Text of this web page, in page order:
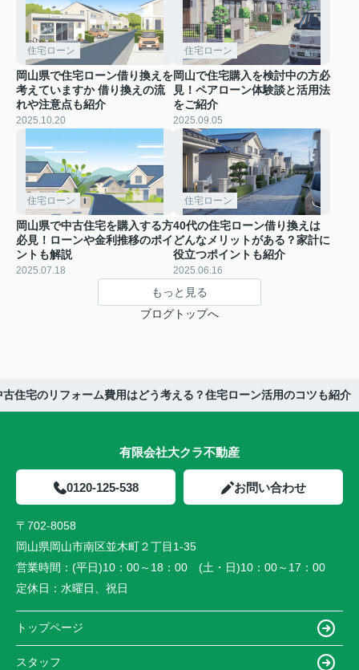
住宅ローン
岡山県で住宅ローン借り換えを
考えていますか 借り換えの流
れや注意点も紹介
2025.10.20
住宅ローン
岡山で住宅購入を検討中の方必
見！ペアローン体験談と活用法
をご紹介
2025.09.05
住宅ローン
岡山県で中古住宅を購入する方
必見！ローンや金利推移のポイ
ントも解説
2025.07.18
住宅ローン
40代の住宅ローン借り換えは
どんなメリットがある？家計に
役立つポイントも紹介
2025.06.16
もっと見る
ブログトップへ
古住宅のリフォーム費用はどう考える？住宅ローン活用のコツも紹介
有限会社大クラ不動産
0120-125-538 お問い合わせ
〒702-8058
岡山県岡山市南区並木町２丁目1-35
営業時間： (平日)10：00～18：00 (土・日)10：00～17：00
定休日： 水曜日、祝日
トップページ
スタッフ